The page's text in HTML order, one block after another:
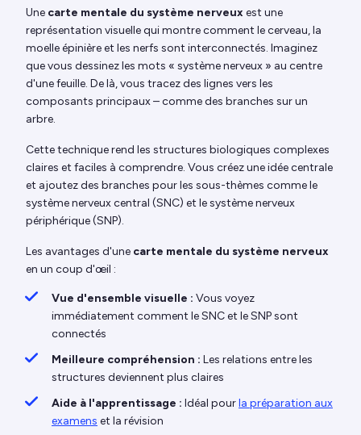
Une carte mentale du système nerveux est une
représentation visuelle qui montre comment le cerveau, la
moelle épinière et les nerfs sont interconnectés. Imaginez
que vous dessinez les mots « système nerveux » au centre
d'une feuille. De là, vous tracez des lignes vers les
composants principaux – comme des branches sur un
arbre.
Cette technique rend les structures biologiques complexes
claires et faciles à comprendre. Vous créez une idée centrale
et ajoutez des branches pour les sous-thèmes comme le
système nerveux central (SNC) et le système nerveux
périphérique (SNP).
Les avantages d'une carte mentale du système nerveux
en un coup d'œil :
Vue d'ensemble visuelle : Vous voyez
immédiatement comment le SNC et le SNP sont
connectés
Meilleure compréhension : Les relations entre les
structures deviennent plus claires
Aide à l'apprentissage : Idéal pourla préparation aux
examens et la révision